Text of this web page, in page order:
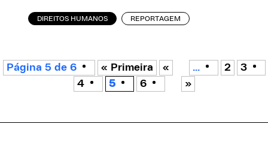
DIREITOS HUMANOS REPORTAGEM
Página 5 de 6 « Primeira « ... 2
3
4
5 6 »